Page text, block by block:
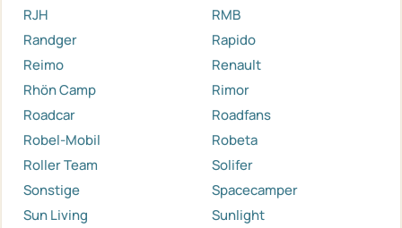
RJH
RMB
Randger
Rapido
Reimo
Renault
Rhön Camp
Rimor
Roadcar
Roadfans
Robel-Mobil
Robeta
Roller Team
Solifer
Sonstige
Spacecamper
Sun Living
Sunlight